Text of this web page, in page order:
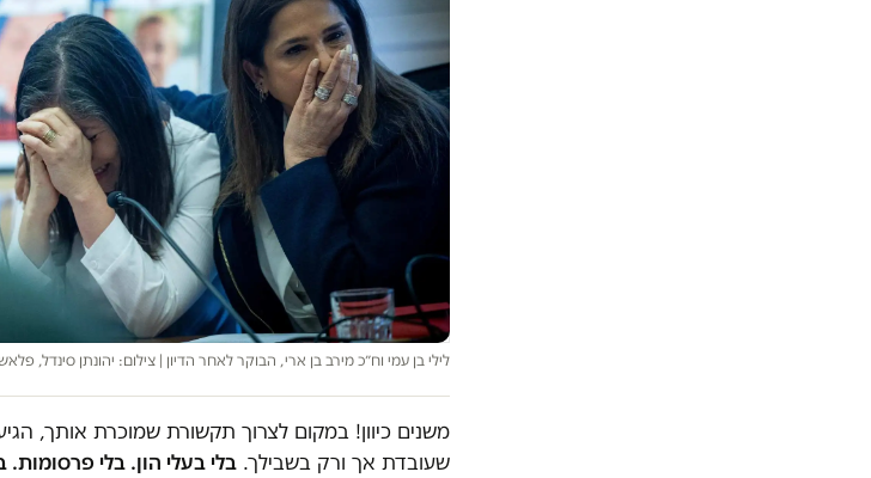
לילי בן עמי וח״כ מירב בן ארי, הבוקר לאחר הדיון | צילום: יהונתן סינדל, פלאש
משנים כיוון! במקום לצרוך תקשורת שמוכרת אותך,
שעובדת אך ורק בשבילך. בלי בעלי הון. בלי פרסומות.